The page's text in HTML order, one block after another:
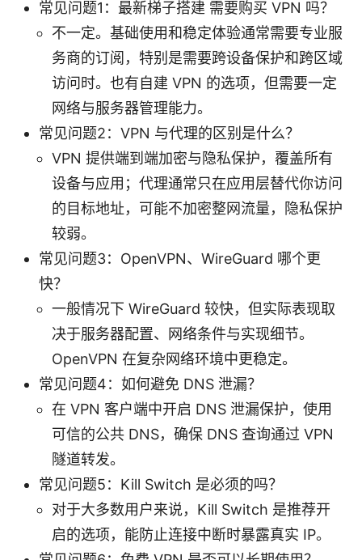
常见问题1：最新梯子搭建 需要购买 VPN 吗？
不一定。基础使用和稳定体验通常需要专业服
务商的订阅，特别是需要跨设备保护和跨区域
访问时。也有自建 VPN 的选项，但需要一定
网络与服务器管理能力。
常见问题2：VPN 与代理的区别是什么？
VPN 提供端到端加密与隐私保护，覆盖所有
设备与应用；代理通常只在应用层替代你访问
的目标地址，可能不加密整网流量，隐私保护
较弱。
常见问题3：OpenVPN、WireGuard 哪个更
快？
一般情况下 WireGuard 较快，但实际表现取
决于服务器配置、网络条件与实现细节。
OpenVPN 在复杂网络环境中更稳定。
常见问题4：如何避免 DNS 泄漏？
在 VPN 客户端中开启 DNS 泄漏保护，使用
可信的公共 DNS，确保 DNS 查询通过 VPN
隧道转发。
常见问题5：Kill Switch 是必须的吗？
对于大多数用户来说，Kill Switch 是推荐开
启的选项，能防止连接中断时暴露真实 IP。